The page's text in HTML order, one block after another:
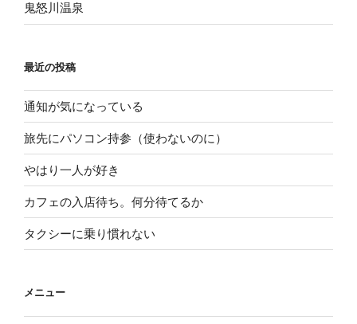
鬼怒川温泉
最近の投稿
通知が気になっている
旅先にパソコン持参（使わないのに）
やはり一人が好き
カフェの入店待ち。何分待てるか
タクシーに乗り慣れない
メニュー